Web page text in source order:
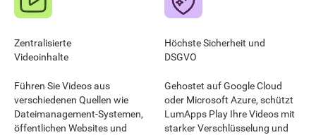
Zentralisierte
Videoinhalte
Führen Sie Videos aus
verschiedenen Quellen wie
Dateimanagement-Systemen,
öffentlichen Websites und
Höchste Sicherheit und
DSGVO
Gehostet auf Google Cloud
oder Microsoft Azure, schützt
LumApps Play Ihre Videos mit
starker Verschlüsselung und